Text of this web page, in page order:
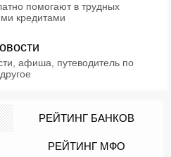
помогают в трудных
кредитами
афиша, путеводитель по
РЕЙТИНГ БАНКОВ
РЕЙТИНГ МФО